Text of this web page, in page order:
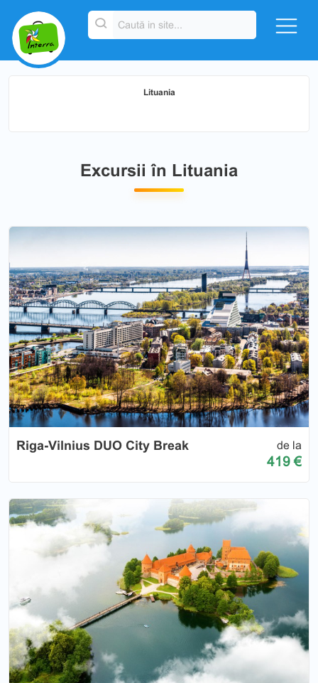
Lituania
Excursii în Lituania
Riga-Vilnius DUO City Break de la
419 €